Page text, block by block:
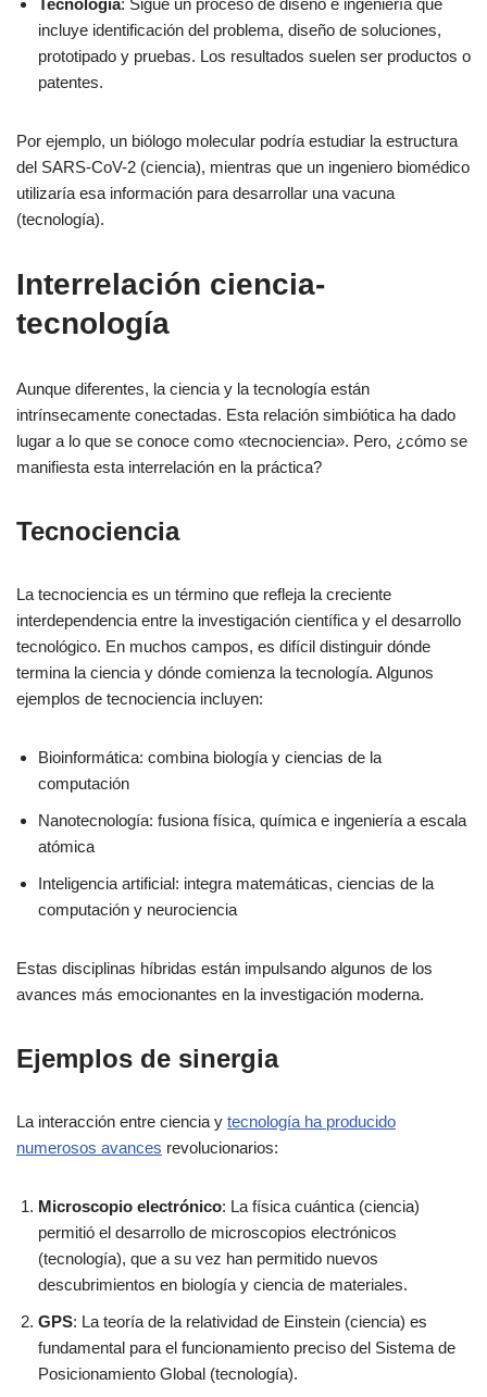
Tecnología: Sigue un proceso de diseño e ingeniería que
incluye identificación del problema, diseño de soluciones,
prototipado y pruebas. Los resultados suelen ser productos o
patentes.
Por ejemplo, un biólogo molecular podría estudiar la estructura
del SARS-CoV-2 (ciencia), mientras que un ingeniero biomédico
utilizaría esa información para desarrollar una vacuna
(tecnología).
Interrelación ciencia-
tecnología
Aunque diferentes, la ciencia y la tecnología están
intrínsecamente conectadas. Esta relación simbiótica ha dado
lugar a lo que se conoce como «tecnociencia». Pero, ¿cómo se
manifiesta esta interrelación en la práctica?
Tecnociencia
La tecnociencia es un término que refleja la creciente
interdependencia entre la investigación científica y el desarrollo
tecnológico. En muchos campos, es difícil distinguir dónde
termina la ciencia y dónde comienza la tecnología. Algunos
ejemplos de tecnociencia incluyen:
Bioinformática: combina biología y ciencias de la
computación
Nanotecnología: fusiona física, química e ingeniería a escala
atómica
Inteligencia artificial: integra matemáticas, ciencias de la
computación y neurociencia
Estas disciplinas híbridas están impulsando algunos de los
avances más emocionantes en la investigación moderna.
Ejemplos de sinergia
La interacción entre ciencia y tecnología ha producido
numerosos avances revolucionarios:
Microscopio electrónico: La física cuántica (ciencia)
permitió el desarrollo de microscopios electrónicos
(tecnología), que a su vez han permitido nuevos
descubrimientos en biología y ciencia de materiales.
GPS: La teoría de la relatividad de Einstein (ciencia) es
fundamental para el funcionamiento preciso del Sistema de
Posicionamiento Global (tecnología).